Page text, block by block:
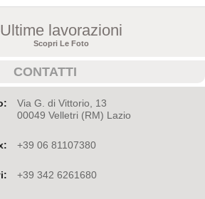
Ultime lavorazioni
Scopri Le Foto
CONTATTI
Via G. di Vittorio, 13
00049 Velletri (RM) Lazio
+39 06 81107380
+39 342 6261680